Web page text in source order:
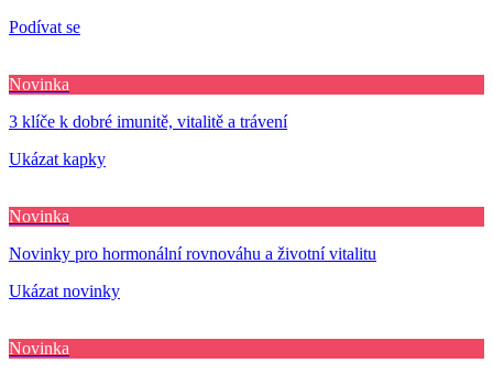
Podívat se
Novinka
3 klíče k dobré imunitě, vitalitě a trávení
Ukázat kapky
Novinka
Novinky pro hormonální rovnováhu a životní vitalitu
Ukázat novinky
Novinka